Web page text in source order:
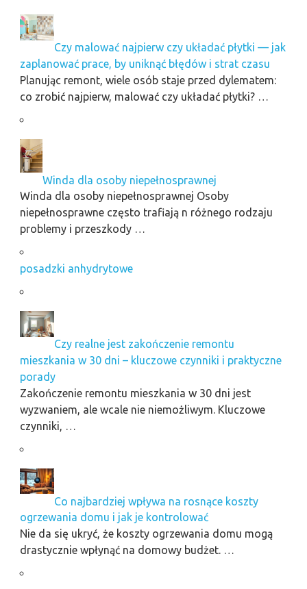
Czy malować najpierw czy układać płytki — jak
zaplanować prace, by uniknąć błędów i strat czasu
Planując remont, wiele osób staje przed dylematem:
co zrobić najpierw, malować czy układać płytki? …
Winda dla osoby niepełnosprawnej
Winda dla osoby niepełnosprawnej Osoby
niepełnosprawne często trafiają n różnego rodzaju
problemy i przeszkody …
posadzki anhydrytowe
Czy realne jest zakończenie remontu
mieszkania w 30 dni – kluczowe czynniki i praktyczne
porady
Zakończenie remontu mieszkania w 30 dni jest
wyzwaniem, ale wcale nie niemożliwym. Kluczowe
czynniki, …
Co najbardziej wpływa na rosnące koszty
ogrzewania domu i jak je kontrolować
Nie da się ukryć, że koszty ogrzewania domu mogą
drastycznie wpłynąć na domowy budżet. …